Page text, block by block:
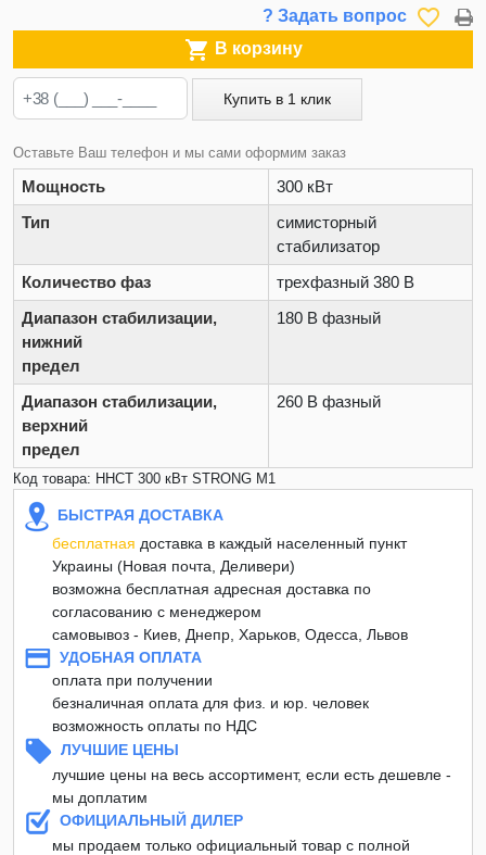
? Задать вопрос favorite_border
 В корзину
Купить в 1 клик
Оставьте Ваш телефон и мы сами оформим заказ
Мощность
300 кВт
Тип
симисторный
стабилизатор
Количество фаз
трехфазный 380 В
Диапазон стабилизации,
нижний
предел
180 В фазный
Диапазон стабилизации,
верхний
предел
260 В фазный
Код товара: ННСТ 300 кВт STRONG M1
БЫСТРАЯ ДОСТАВКА
бесплатная доставка в каждый населенный пункт
Украины (Новая почта, Деливери)
возможна бесплатная адресная доставка по
согласованию с менеджером
самовывоз - Киев, Днепр, Харьков, Одесса, Львов
УДОБНАЯ ОПЛАТА
оплата при получении
безналичная оплата для физ. и юр. человек
возможность оплаты по НДС
ЛУЧШИЕ ЦЕНЫ
лучшие цены на весь ассортимент, если есть дешевле -
мы доплатим
ОФИЦИАЛЬНЫЙ ДИЛЕР
мы продаем только официальный товар с полной